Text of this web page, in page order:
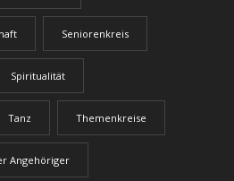
Seniorenkreis
Spiritualität
Tanz Themenkreise
Angehöriger